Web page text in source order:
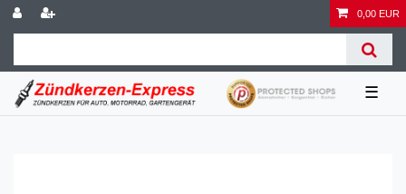
0,00 EUR
☰